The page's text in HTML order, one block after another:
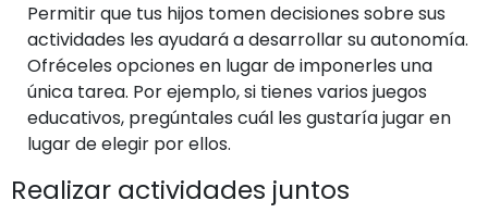
Permitir que tus hijos tomen decisiones sobre sus
actividades les ayudará a desarrollar su autonomía.
Ofréceles opciones en lugar de imponerles una
única tarea. Por ejemplo, si tienes varios juegos
educativos, pregúntales cuál les gustaría jugar en
lugar de elegir por ellos.
Realizar actividades juntos